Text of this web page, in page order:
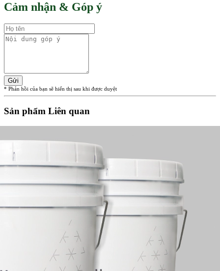
Cảm nhận & Góp ý
Gửi
* Phản hồi của bạn sẽ hiển thị sau khi được duyệt
Sản phẩm Liên quan